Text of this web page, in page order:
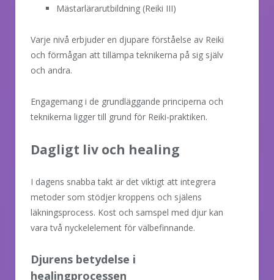
Mästarlärarutbildning (Reiki III)
Varje nivå erbjuder en djupare förståelse av Reiki
och förmågan att tillämpa teknikerna på sig själv
och andra.
Engagemang i de grundläggande principerna och
teknikerna ligger till grund för Reiki-praktiken.
Dagligt liv och healing
I dagens snabba takt är det viktigt att integrera
metoder som stödjer kroppens och själens
läkningsprocess. Kost och samspel med djur kan
vara två nyckelelement för välbefinnande.
Djurens betydelse i
healingprocessen